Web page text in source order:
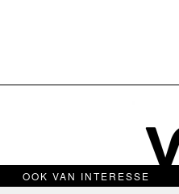
OOK VAN INTERESSE